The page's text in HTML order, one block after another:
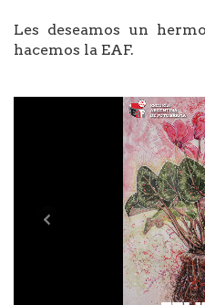
Les deseamos un
hacemos la EAF.